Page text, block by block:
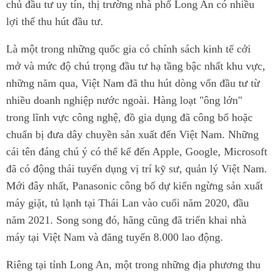
chủ đầu tư uy tín, thị trường nhà phố Long An có nhiều
lợi thế thu hút đầu tư.
Là một trong những quốc gia có chính sách kinh tế cởi
mở và mức độ chú trọng đầu tư hạ tầng bậc nhất khu vực,
những năm qua, Việt Nam đã thu hút dòng vốn đầu tư từ
nhiều doanh nghiệp nước ngoài. Hàng loạt "ông lớn"
trong lĩnh vực công nghệ, đồ gia dụng đã công bố hoặc
chuẩn bị đưa dây chuyền sản xuất đến Việt Nam. Những
cái tên đáng chú ý có thể kể đến Apple, Google, Microsoft
đã có động thái tuyển dụng vị trí kỹ sư, quản lý Việt Nam.
Mới đây nhất, Panasonic công bố dự kiến ngừng sản xuất
máy giặt, tủ lạnh tại Thái Lan vào cuối năm 2020, đầu
năm 2021. Song song đó, hãng cũng đã triển khai nhà
máy tại Việt Nam và đăng tuyển 8.000 lao động.
Riêng tại tỉnh Long An, một trong những địa phương thu